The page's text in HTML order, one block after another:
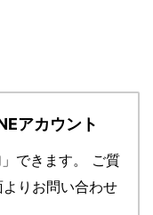
アカウント
できます。
ご質
りお問い合わせ